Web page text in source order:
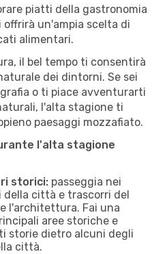
piatti della gastronomia
un'ampia scelta di
alimentari.
il bel tempo ti consentirà
dei dintorni. Se sei
o ti piace avventurarti
l'alta stagione ti
paesaggi mozzafiato.
l'alta stagione
storici: passeggia nei
città e trascorri del
l'architettura. Fai una
aree storiche e
storie dietro alcuni degli
città.